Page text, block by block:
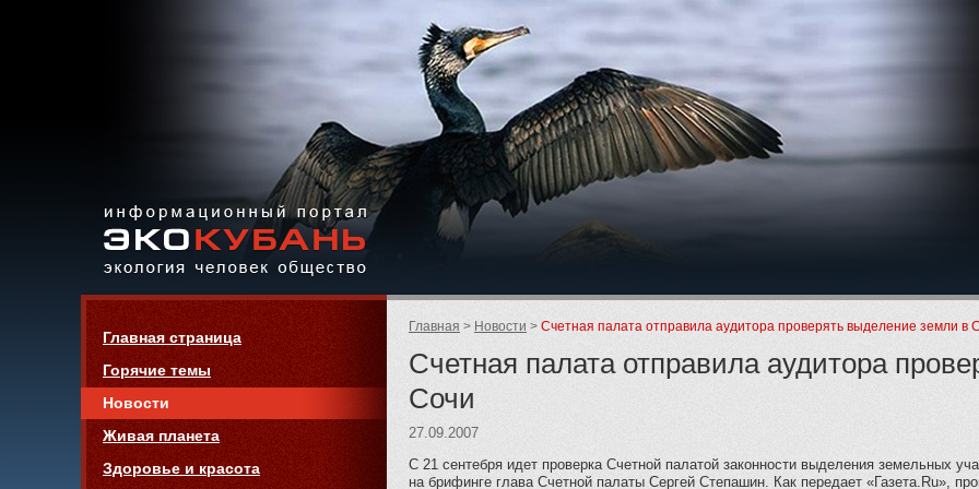
Информационный портал
«ЭКО-КУБАНЬ»
Родительские
Главная Новости Счетная палата отправила аудитора проверять выделение земли в
Счетная палата отправила аудитора
Сочи
27.09.2007
С 21 сентебря идет проверка Счетной палатой законности выделения земельных
на брифинге глава Счетной палаты Сергей Степашин. Как передает «Газета.Ru»,
Навигация
Главная страница
Горячие темы
Новости
Живая планета
Здоровье и красота